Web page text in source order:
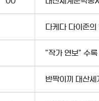
다케다 다이준
"작가 연보" 수록
반짝이끼 대산